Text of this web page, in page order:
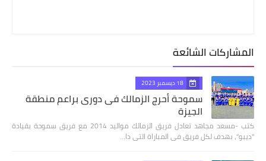
المشاركات الشائعة
18 ديسمبر 2023
سموحة أحرج الزمالك فى دورى براعم منطقة
الجيزة
كتب -مسعد مجاهد تعادل فريق الزمالك مواليد 2014 مع فريق سموحة بقيادة
"ديبو"، بهدف لكل فريق فى المباراة التى دا…